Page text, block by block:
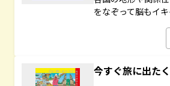
をなぞって脳もイキ
今すぐ旅に出た